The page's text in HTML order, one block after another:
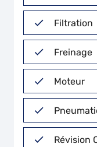
Filtration
Freinage
Moteur
Révision